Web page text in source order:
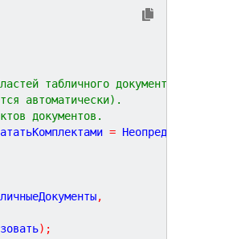
табличного документа.
автоматически).
документов.
= Неопределено
,
) ;